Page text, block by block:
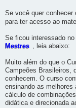
Se você quer conhecer
para ter acesso ao
Se ficou interessado no
Mestres , leia abaixo:
Muito além do que o
Campeões Brasileiros,
conhecem. O curso
ensinando as
cálculo de
didática e direcionada